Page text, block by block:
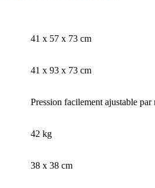
41 x 57 x 73 cm
41 x 93 x 73 cm
Pression facilement ajustable par
42 kg
38 x 38 cm